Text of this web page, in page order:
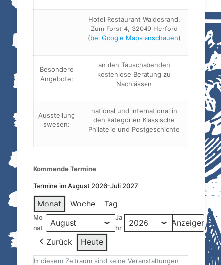
Hotel Restaurant Waldesrand,
Zum Forst 4, 32049 Herford
(bei Google Maps anschauen)
Besondere
Angebote:
an den Tauschabenden
kostenlose Beratung zu
Nachlässen
Ausstellung
swesen:
national und international in
den Kategorien Klassische
Philatelie und Postgeschichte
Kommende Termine
Termine im August 2026–Juli 2027
Monat Woche Tag
Mo
nat
Ja
hr
Zurück Heute
In diesem Zeitraum sind keine Veranstaltungen